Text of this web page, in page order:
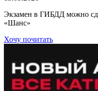
Экзамен в ГИБДД можно
«Шанс»
Хочу почитать